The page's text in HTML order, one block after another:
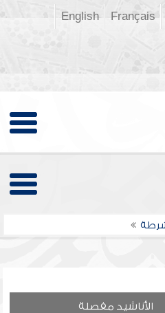
Français
English
الأناشيد مفصلة